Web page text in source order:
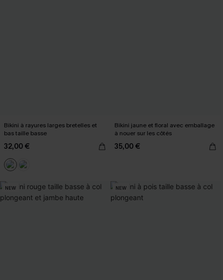
Bikini à rayures larges bretelles et
bas taille basse
32,00 €
Bikini jaune et floral avec emballage
à nouer sur les côtés
35,00 €
NEW NEW